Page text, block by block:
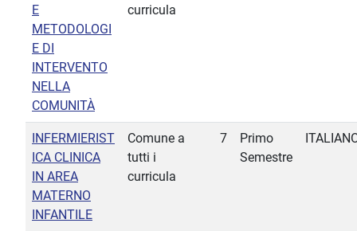
E
METODOLOGI
E DI
INTERVENTO
NELLA
COMUNITÀ
curricula
INFERMIERIST
ICA CLINICA
IN AREA
MATERNO
INFANTILE
Comune a
tutti i
curricula
7
Primo
Semestre